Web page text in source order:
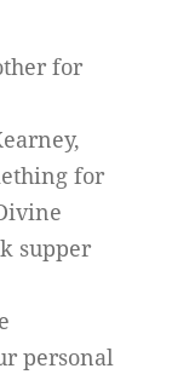
for
for
supper
personal